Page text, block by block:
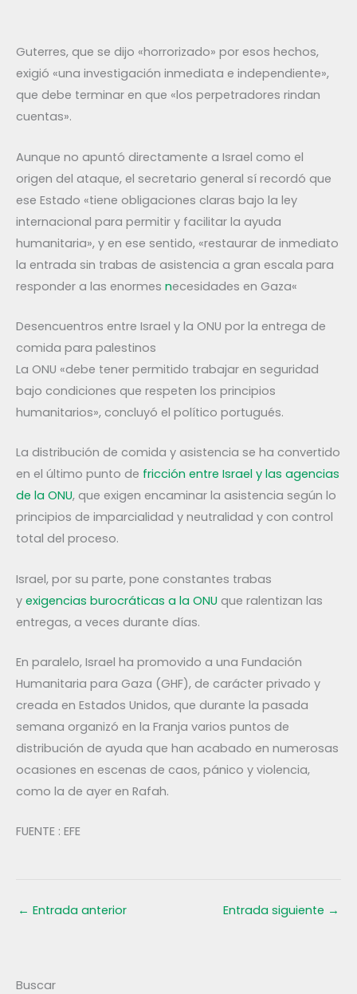
Guterres, que se dijo «horrorizado» por esos hechos,
exigió «una investigación inmediata e independiente»,
que debe terminar en que «los perpetradores rindan
cuentas».
Aunque no apuntó directamente a Israel como el
origen del ataque, el secretario general sí recordó que
ese Estado «tiene obligaciones claras bajo la ley
internacional para permitir y facilitar la ayuda
humanitaria», y en ese sentido, «restaurar de inmediato
la entrada sin trabas de asistencia a gran escala para
responder a las enormes necesidades en Gaza«
Desencuentros entre Israel y la ONU por la entrega de
comida para palestinos
La ONU «debe tener permitido trabajar en seguridad
bajo condiciones que respeten los principios
humanitarios», concluyó el político portugués.
La distribución de comida y asistencia se ha convertido
en el último punto de fricción entre Israel y las agencias
de la ONU, que exigen encaminar la asistencia según lo
principios de imparcialidad y neutralidad y con control
total del proceso.
Israel, por su parte, pone constantes trabas
y exigencias burocráticas a la ONU que ralentizan las
entregas, a veces durante días.
En paralelo, Israel ha promovido a una Fundación
Humanitaria para Gaza (GHF), de carácter privado y
creada en Estados Unidos, que durante la pasada
semana organizó en la Franja varios puntos de
distribución de ayuda que han acabado en numerosas
ocasiones en escenas de caos, pánico y violencia,
como la de ayer en Rafah.
FUENTE : EFE
← Entrada anterior Entrada siguiente →
Buscar